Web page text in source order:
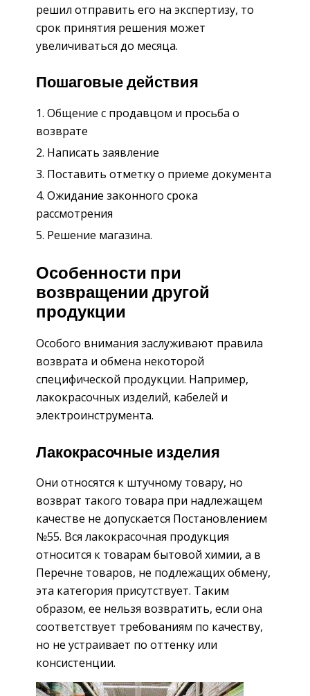
решил отправить его на экспертизу, то
срок принятия решения может
увеличиваться до месяца.
Пошаговые действия
Общение с продавцом и просьба о
возврате
Написать заявление
Поставить отметку о приеме документа
Ожидание законного срока
рассмотрения
Решение магазина.
Особенности при
возвращении другой
продукции
Особого внимания заслуживают правила
возврата и обмена некоторой
специфической продукции. Например,
лакокрасочных изделий, кабелей и
электроинструмента.
Лакокрасочные изделия
Они относятся к штучному товару, но
возврат такого товара при надлежащем
качестве не допускается Постановлением
№55. Вся лакокрасочная продукция
относится к товарам бытовой химии, а в
Перечне товаров, не подлежащих обмену,
эта категория присутствует. Таким
образом, ее нельзя возвратить, если она
соответствует требованиям по качеству,
но не устраивает по оттенку или
консистенции.